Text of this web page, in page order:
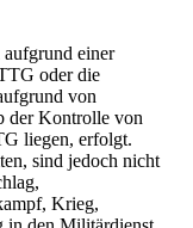
einer
oder die
von
der Kontrolle von
liegen, erfolgt.
sind jedoch nicht
Krieg,